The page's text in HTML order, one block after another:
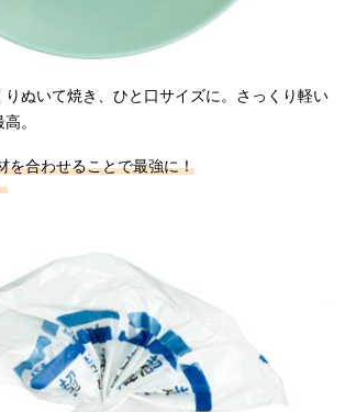
ぬいて焼き、ひと口サイズに。さっくり軽い
。
を合わせることで最強に！